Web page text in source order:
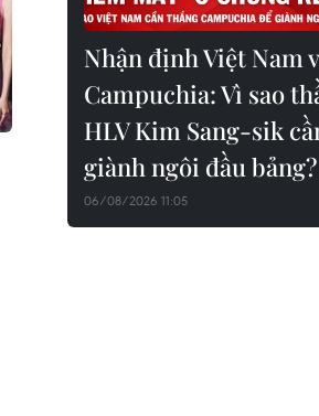
Nhận định Việt Nam
Campuchia: Vì sao
HLV Kim Sang-sik
giành ngôi đầu bảng?
06/08/2026 11:05